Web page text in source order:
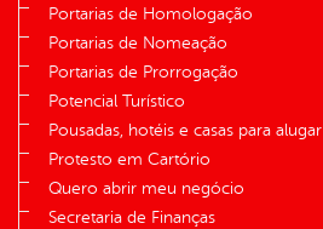
Portarias de Homologação
Portarias de Nomeação
Portarias de Prorrogação
Potencial Turístico
Pousadas, hotéis e casas para alugar
Protesto em Cartório
Quero abrir meu negócio
Secretaria de Finanças